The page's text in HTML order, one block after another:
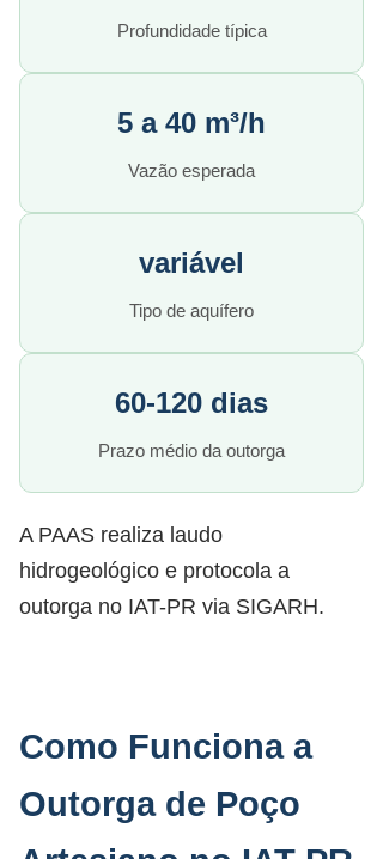
Profundidade típica
5 a 40 m³/h
Vazão esperada
variável
Tipo de aquífero
60-120 dias
Prazo médio da outorga
A PAAS realiza laudo
hidrogeológico e protocola a
outorga no IAT-PR via SIGARH.
Como Funciona a
Outorga de Poço